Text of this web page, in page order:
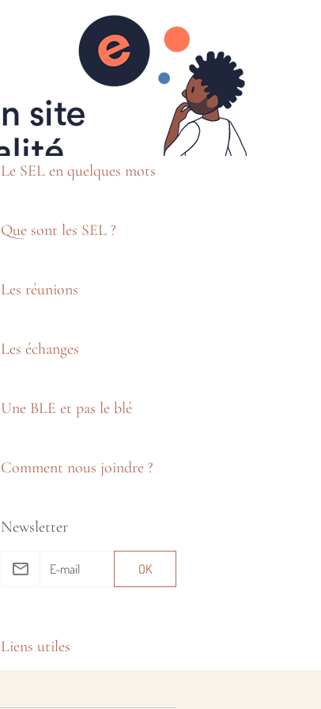
Forum Réservation
Quoi de neuf ???
Moret sur Loing
Le SEL en quelques mots
Que sont les SEL ?
Les réunions
Les échanges
Une BLE et pas le blé
Comment nous joindre ?
Newsletter
OK
Liens utiles